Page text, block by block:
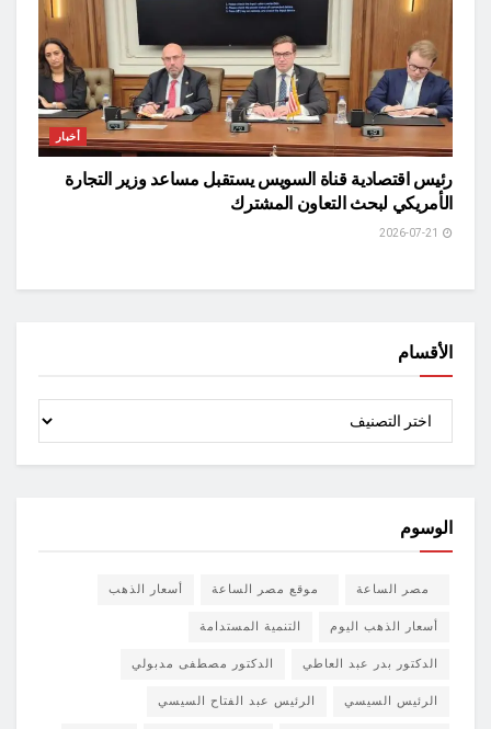
أخبار
رئيس اقتصادية قناة السويس يستقبل مساعد وزير التجارة
الأمريكي لبحث التعاون المشترك
الأقسام
الوسوم
مصر الساعة موقع مصر الساعة أسعار الذهب
أسعار الذهب اليوم التنمية المستدامة
الدكتور بدر عبد العاطي الدكتور مصطفى مدبولي
الرئيس السيسي الرئيس عبد الفتاح السيسي